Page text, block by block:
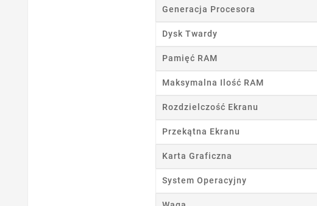
Generacja Procesora
Dysk Twardy
Pamięć RAM
Maksymalna Ilość RAM
Rozdzielczość Ekranu
Przekątna Ekranu
Karta Graficzna
System Operacyjny Utwórz